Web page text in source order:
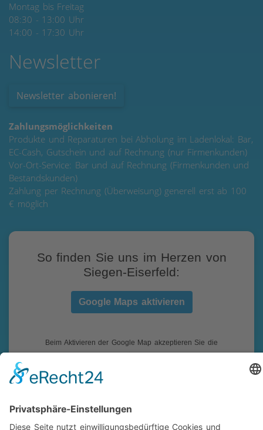
Montag bis Freitag
08:30 - 13:00 Uhr
14:00 - 17:30 Uhr
Newsletter
Newsletter abonieren!
Zahlungsmöglichkeiten
Produkte und Reparaturen bei Abholung im Ladenlokal: Bar,
EC-Cash, Gutschein und auf Rechnung (nur Firmenkunden)
Vor-Ort-Service: Bar und auf Rechnung (Firmenkunden und
Bestandskunden)
Zahlung per Rechnung (Überweisung) generell erst ab 100
€ möglich
So finden Sie uns im Herzen von
Siegen-Eiserfeld:
Google Maps aktivieren
Beim Aktivieren der Google Map akzeptieren Sie die